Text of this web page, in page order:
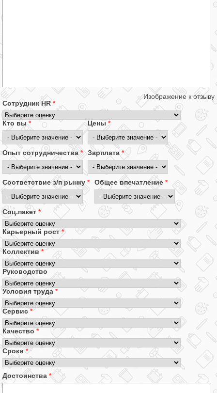
Изображение к отзыву
Сотрудник HR *
Кто вы* Цены *
Опыт сотрудничества* Зарплата *
Соответствие з/п рынку * Общее впечатление *
Соц.пакет *
Карьерный рост*
Коллектив*
Руководство
Условия труда *
Сервис*
Качество *
Сроки*
Достоинства *